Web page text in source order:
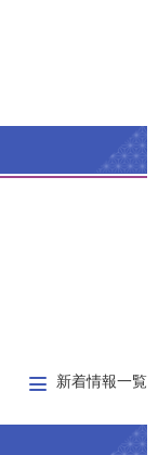
新着情報一覧